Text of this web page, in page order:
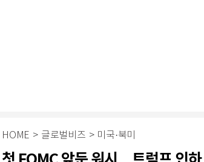
HOME > 글로벌비즈 > 미국·북미